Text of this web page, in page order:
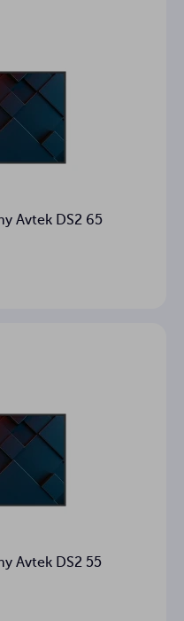
Avtek DS2 65
Avtek DS2 55